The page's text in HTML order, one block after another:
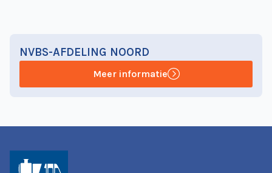
NVBS-AFDELING NOORD
Meer informatie